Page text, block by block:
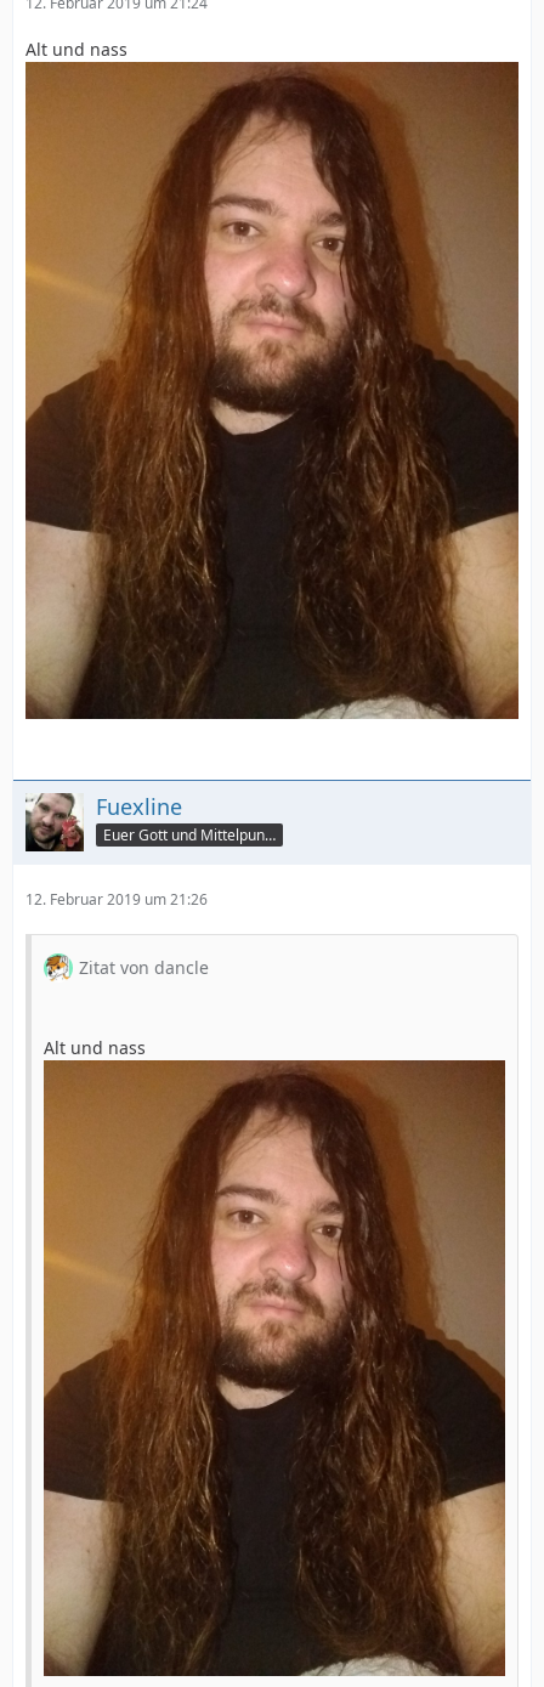
Alt und nass
Fuexline
Euer Gott und Mittelpunkt
12. Februar 2019 um 21:26
Zitat von dancle
Alt und nass